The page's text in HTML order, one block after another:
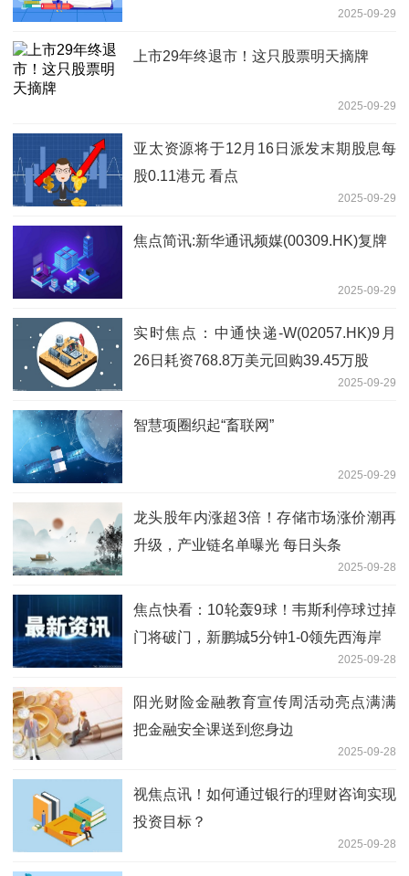
2025-09-29
上市29年终退市！这只股票明天摘牌
2025-09-29
亚太资源将于12月16日派发末期股息每
股0.11港元 看点
2025-09-29
焦点简讯:新华通讯频媒(00309.HK)复牌
2025-09-29
实时焦点：中通快递-W(02057.HK)9月
26日耗资768.8万美元回购39.45万股
2025-09-29
智慧项圈织起“畜联网”
2025-09-29
龙头股年内涨超3倍！存储市场涨价潮再
升级，产业链名单曝光 每日头条
2025-09-28
焦点快看：10轮轰9球！韦斯利停球过掉
门将破门，新鹏城5分钟1-0领先西海岸
2025-09-28
阳光财险金融教育宣传周活动亮点满满
把金融安全课送到您身边
2025-09-28
视焦点讯！如何通过银行的理财咨询实现
投资目标？
2025-09-28